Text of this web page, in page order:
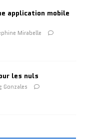
application mobile
Mirabelle
les nuls
Gonzales